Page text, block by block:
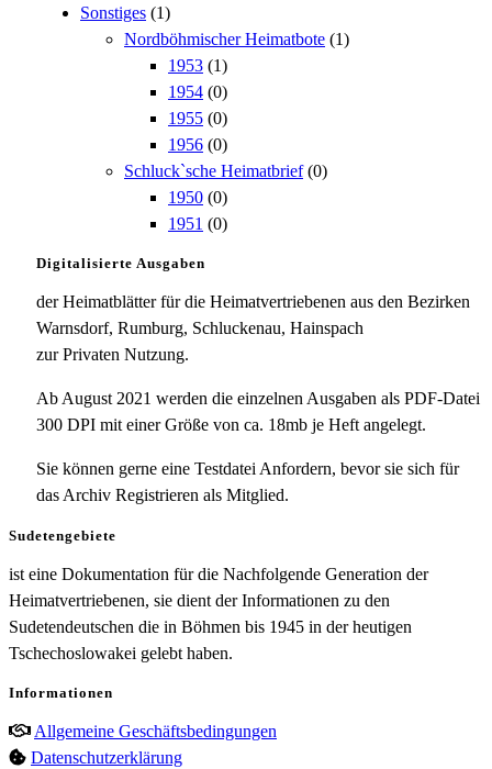
Sonstiges (1)
Nordböhmischer Heimatbote (1)
1953 (1)
1954 (0)
1955 (0)
1956 (0)
Schluck`sche Heimatbrief (0)
1950 (0)
1951 (0)
Digitalisierte Ausgaben
der Heimatblätter für die Heimatvertriebenen aus den Bezirken
Warnsdorf, Rumburg, Schluckenau, Hainspach
zur Privaten Nutzung.
Ab August 2021 werden die einzelnen Ausgaben als PDF-Datei
300 DPI mit einer Größe von ca. 18mb je Heft angelegt.
Sie können gerne eine Testdatei Anfordern, bevor sie sich für
das Archiv Registrieren als Mitglied.
Sudetengebiete
ist eine Dokumentation für die Nachfolgende Generation der
Heimatvertriebenen, sie dient der Informationen zu den
Sudetendeutschen die in Böhmen bis 1945 in der heutigen
Tschechoslowakei gelebt haben.
Informationen
Allgemeine Geschäftsbedingungen
Datenschutzerklärung